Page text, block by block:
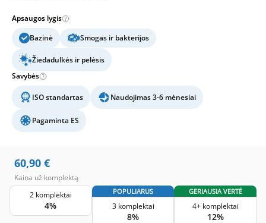
Apsaugos lygis
Bazinė
Smogas ir bakterijos
Žiedadulkės ir pelėsis
Savybės
ISO standartas Naudojimas 3-6 mėnesiai
Pagaminta ES
60,90 €
Kaina už komplektą
2 komplektai
4%
POPULIARUS
3 komplektai
8%
GERIAUSIA VERTĖ
4+ komplektai
12%